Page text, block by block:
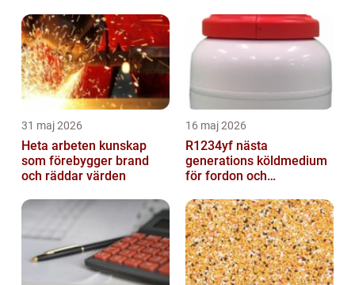
31 maj 2026
Heta arbeten kunskap
som förebygger brand
och räddar värden
16 maj 2026
R1234yf nästa
generations köldmedium
för fordon och